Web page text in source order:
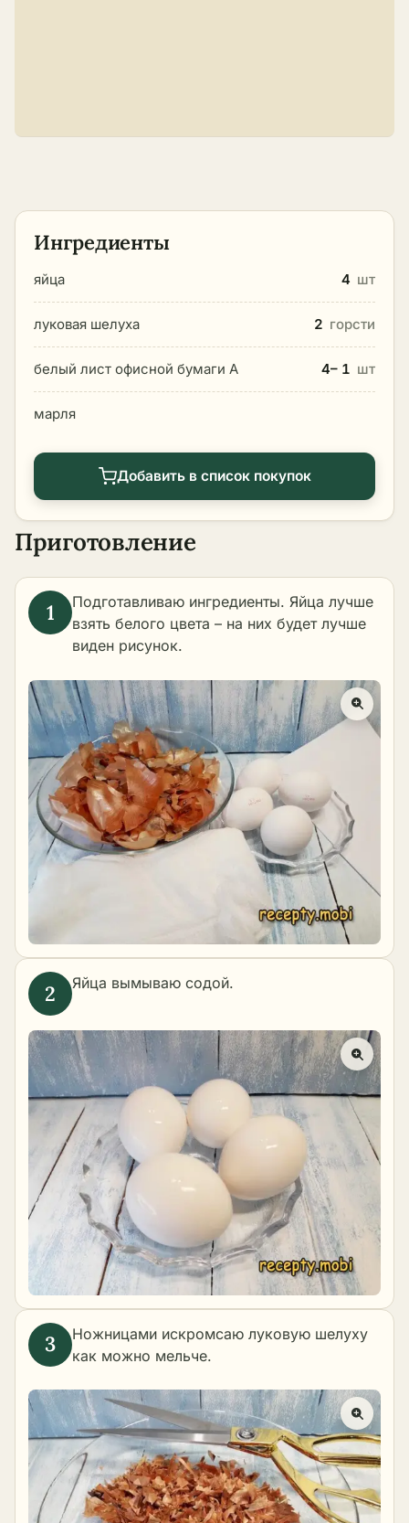
Ингредиенты
яйца 4 шт
луковая шелуха 2 горсти
белый лист офисной бумаги А 4– 1 шт
марля
Добавить в список покупок
Приготовление
Подготавливаю ингредиенты. Яйца лучше
взять белого цвета – на них будет лучше
виден рисунок.
Яйца вымываю содой.
Ножницами искромсаю луковую шелуху
как можно мельче.